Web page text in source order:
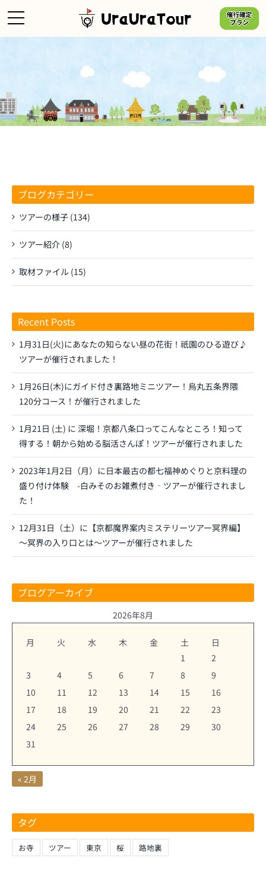
ブログカテゴリー
ツアーの様子 (134)
ツアー紹介 (8)
取材ファイル (15)
Recent Posts
1月31日(火)にあなたの知らない昼の花街！祇園のひる遊び♪
ツアーが催行されました！
1月26日(木)にガイド付き裏路地ミニツアー！烏丸五条界隈
120分コース！が催行されました
1月21日 (土) に 深堀！京都八条口ってこんなところ！知って
得する！朝から始める脳活さんぽ！ツアーが催行されました
2023年1月2日（月）に日本最古の都七福神めぐりと京料理の
盛り付け体験 -白みそのお雑煮付き‐ツアーが催行されまし
た！
12月31日（土）に【京都魔界案内ミステリーツアー冥界編】
～冥界の入り口とは～ツアーが催行されました
ブログアーカイブ
2026年8月
月 火 水 木 金 土
日
1
2
3
4 5 6 7 8
9
10
11 12 13 14 15
16
17
18 19 20 21 22
23
24
25 26 27 28 29
30
31
« 2月
タグ
お寺 ツアー 東京 桜 路地裏